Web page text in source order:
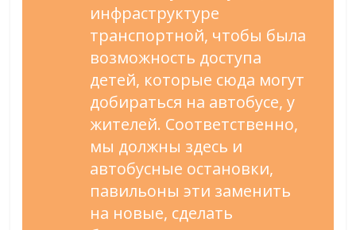
инфраструктуре
транспортной, чтобы была
возможность доступа
детей, которые сюда могут
добираться на автобусе, у
жителей. Соответственно,
мы должны здесь и
автобусные остановки,
павильоны эти заменить
на новые, сделать